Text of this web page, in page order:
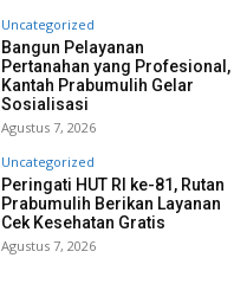
Uncategorized
Bangun Pelayanan
Pertanahan yang Profesional,
Kantah Prabumulih Gelar
Sosialisasi
Agustus 7, 2026
Uncategorized
Peringati HUT RI ke-81, Rutan
Prabumulih Berikan Layanan
Cek Kesehatan Gratis
Agustus 7, 2026